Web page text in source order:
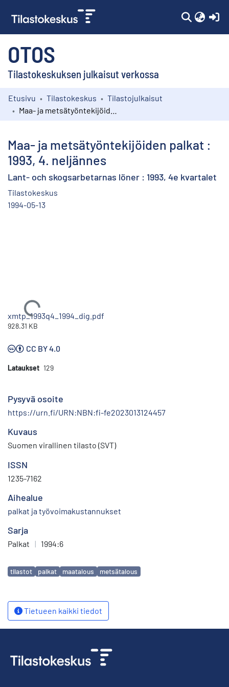
OTOS
Tilastokeskuksen julkaisut verkossa
Kokoelmat
Etusivu Tilastokeskus
Tilastojulkaisut
Maa- ja metsätyöntekijöiden palkat :
1993, 4. neljännes
Lant- och skogsarbetarnas löner : 1993, 4e kvartalet
Tilastokeskus
1994-05-13
Ladataan...
xmtp_1993q4_1994_dig.pdf
928.31 KB
CC BY 4.0
Lataukset 129
Pysyvä osoite
https://urn.fi/URN:NBN:fi-fe2023013124457
Kuvaus
Suomen virallinen tilasto (SVT)
ISSN
1235-7162
Aihealue
palkat ja työvoimakustannukset
Sarja
Palkat | 1994:6
Avainsanat
tilastot palkat maatalous metsätalous
Tietueen kaikki tiedot